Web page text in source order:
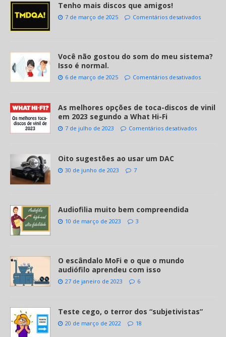
Tenho mais discos que amigos!
7 de março de 2025 Comentários desativados
Você não gostou do som do meu sistema?
Isso é normal.
6 de março de 2025 Comentários desativados
As melhores opções de toca-discos de vinil
em 2023 segundo a What Hi-Fi
7 de julho de 2023 Comentários desativados
Oito sugestões ao usar um DAC
30 de junho de 2023 7
Audiofilia muito bem compreendida
10 de março de 2023 3
O escândalo MoFi e o que o mundo
audiófilo aprendeu com isso
27 de janeiro de 2023 6
Teste cego, o terror dos “subjetivistas”
20 de março de 2022 18